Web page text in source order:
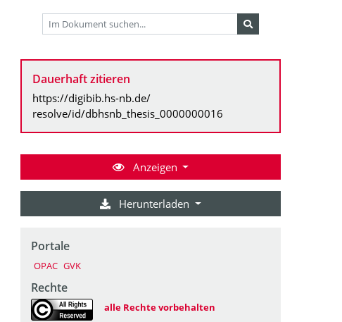
Dauerhaft zitieren
https://digibib.hs-nb.de/
resolve/id/dbhsnb_thesis_0000000016
Anzeigen
Herunterladen
Portale
OPAC GVK
Rechte
alle Rechte vorbehalten